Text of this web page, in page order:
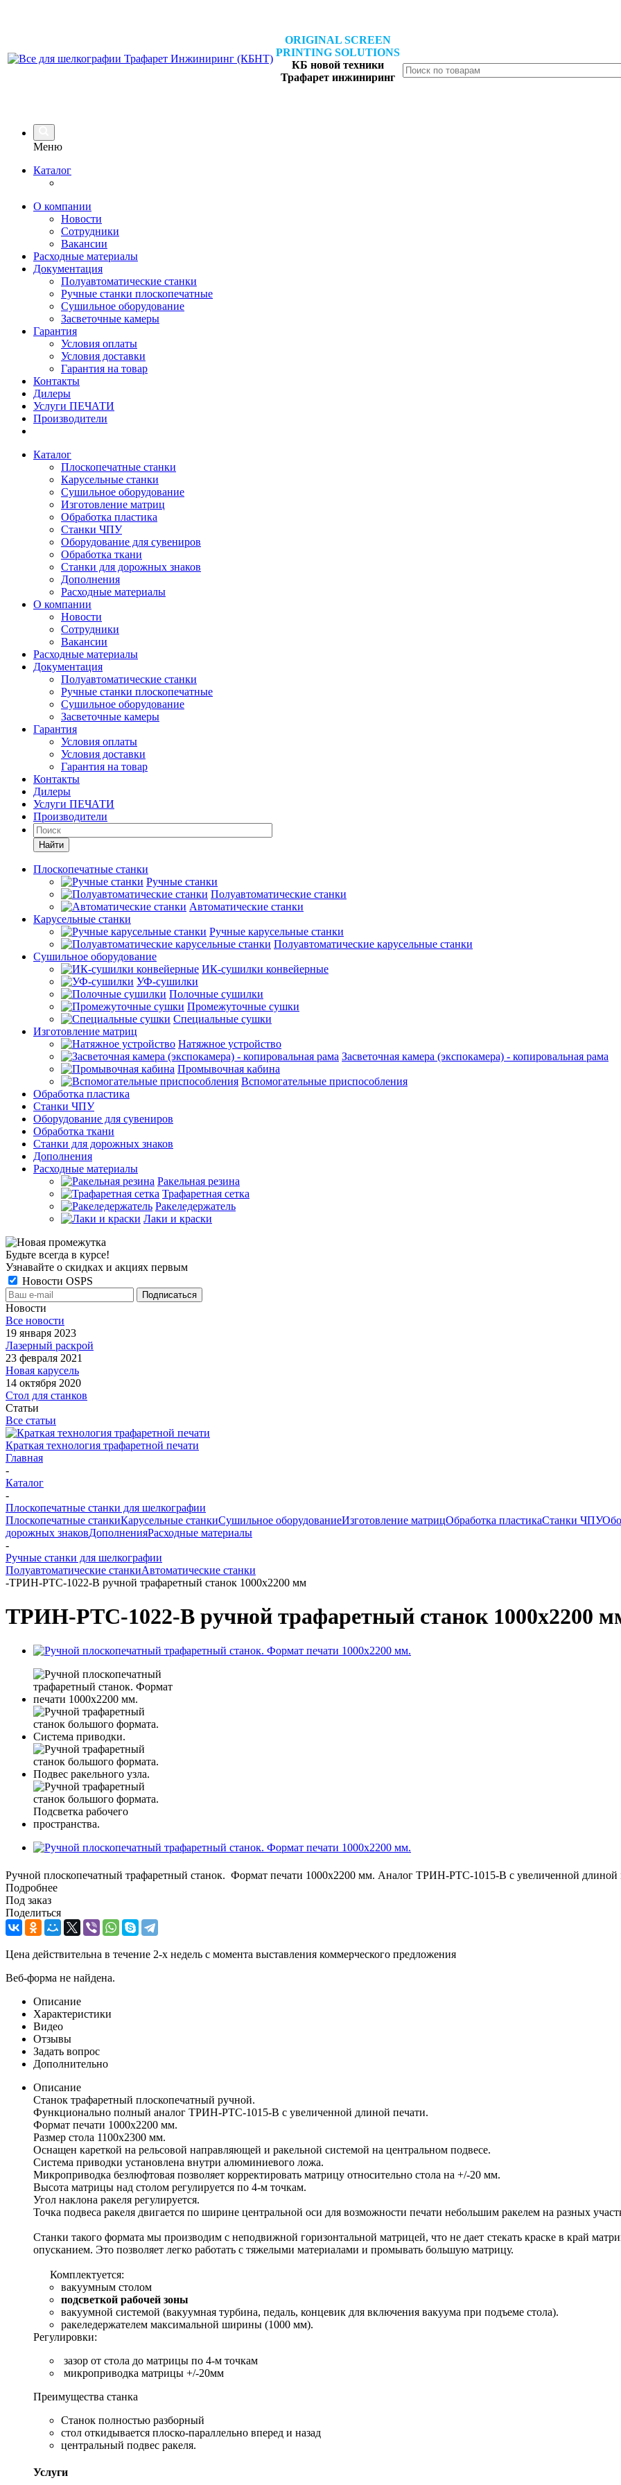
ORIGINAL SCREEN
PRINTING SOLUTIONS
КБ новой техники
Трафарет инжиниринг
Меню
Каталог
О компании
Новости
Сотрудники
Вакансии
Расходные материалы
Документация
Полуавтоматические станки
Ручные станки плоскопечатные
Сушильное оборудование
Засветочные камеры
Гарантия
Условия оплаты
Условия доставки
Гарантия на товар
Контакты
Дилеры
Услуги ПЕЧАТИ
Производители
Каталог
Плоскопечатные станки
Карусельные станки
Сушильное оборудование
Изготовление матриц
Обработка пластика
Станки ЧПУ
Оборудование для сувениров
Обработка ткани
Станки для дорожных знаков
Дополнения
Расходные материалы
О компании
Новости
Сотрудники
Вакансии
Расходные материалы
Документация
Полуавтоматические станки
Ручные станки плоскопечатные
Сушильное оборудование
Засветочные камеры
Гарантия
Условия оплаты
Условия доставки
Гарантия на товар
Контакты
Дилеры
Услуги ПЕЧАТИ
Производители
Найти
Плоскопечатные станки
Ручные станки
Полуавтоматические станки
Автоматические станки
Карусельные станки
Ручные карусельные станки
Полуавтоматические карусельные станки
Сушильное оборудование
ИК-сушилки конвейерные
УФ-сушилки
Полочные сушилки
Промежуточные сушки
Специальные сушки
Изготовление матриц
Натяжное устройство
Засветочная камера (экспокамера) - копировальная рама
Промывочная кабина
Вспомогательные приспособления
Обработка пластика
Станки ЧПУ
Оборудование для сувениров
Обработка ткани
Станки для дорожных знаков
Дополнения
Расходные материалы
Ракельная резина
Трафаретная сетка
Ракеледержатель
Лаки и краски
Будьте всегда в курсе!
Узнавайте о скидках и акциях первым
Новости OSPS
Новости
Все новости
19 января 2023
Лазерный раскрой
23 февраля 2021
Новая карусель
14 октября 2020
Стол для станков
Статьи
Все статьи
Краткая технология трафаретной печати
Главная
-
Каталог
-
Плоскопечатные станки для шелкографии
Плоскопечатные станкиКарусельные станкиСушильное оборудованиеИзготовление матрицОбработка пластикаСтанки ЧПУ
дорожных знаковДополненияРасходные материалы
-
Ручные станки для шелкографии
Полуавтоматические станкиАвтоматические станки
-ТРИН-РTC-1022-В ручной трафаретный станок 1000х2200 мм
ТРИН-РTC-1022-В ручной трафаретный станок 1000х2200
Ручной плоскопечатный трафаретный станок. Формат печати 1000х2200 мм. Аналог ТРИН-РТС-1015-В с увеличенной длиной
Подробнее
Под заказ
Поделиться
Цена действительна в течение 2-х недель с момента выставления коммерческого предложения
Веб-форма не найдена.
Описание
Характеристики
Видео
Отзывы
Задать вопрос
Дополнительно
Описание
Станок трафаретный плоскопечатный ручной.
Функционально полный аналог ТРИН-РТС-1015-В с увеличенной длиной печати.
Формат печати 1000х2200 мм.
Размер стола 1100х2300 мм.
Оснащен кареткой на рельсовой направляющей и ракельной системой на центральном подвесе.
Система приводки установлена внутри алюминиевого ложа.
Микроприводка безлюфтовая позволяет корректировать матрицу относительно стола на +/-20 мм.
Высота матрицы над столом регулируется по 4-м точкам.
Угол наклона ракеля регулируется.
Точка подвеса ракеля двигается по ширине центральной оси для возможности печати небольшим ракелем на разных
Станки такого формата мы производим с неподвижной горизонтальной матрицей, что не дает стекать краске в край
опусканием. Это позволяет легко работать с тяжелыми материалами и промывать большую матрицу.
Комплектуется:
вакуумным столом
подсветкой рабочей зоны
вакуумной системой (вакуумная турбина, педаль, концевик для включения вакуума при подъеме стола).
ракеледержателем максимальной ширины (1000 мм).
Регулировки:
зазор от стола до матрицы по 4-м точкам
микроприводка матрицы +/-20мм
Преимущества станка
Станок полностью разборный
стол откидывается плоско-параллельно вперед и назад
центральный подвес ракеля.
Услуги